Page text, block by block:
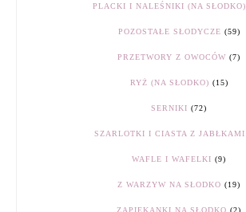
PLACKI I NALEŚNIKI (NA SŁODKO)
POZOSTAŁE SŁODYCZE (59)
PRZETWORY Z OWOCÓW (7)
RYŻ (NA SŁODKO) (15)
SERNIKI (72)
SZARLOTKI I CIASTA Z JABŁKAMI
WAFLE I WAFELKI (9)
Z WARZYW NA SŁODKO (19)
ZAPIEKANKI NA SŁODKO (2)